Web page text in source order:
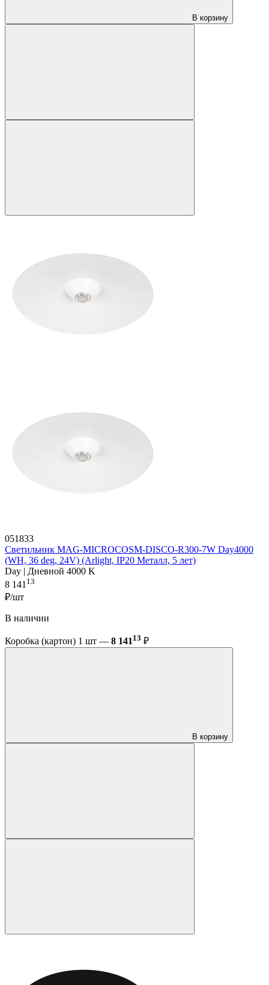
В корзину
051833
Светильник MAG-MICROCOSM-DISCO-R300-7W Day4000
(WH, 36 deg, 24V) (Arlight, IP20 Металл, 5 лет)
Day | Дневной 4000 K
8 141 13
₽/шт
В наличии
Коробка (картон) 1 шт — 8 141 13 ₽
В корзину